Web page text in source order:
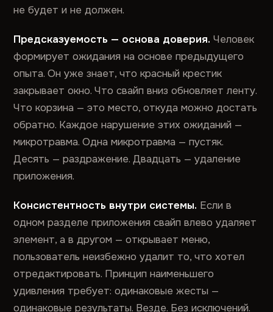
не будет и не должен.
Предсказуемость — основа доверия. Человек
формирует ожидания на основе предыдущего
опыта. Он уже знает, что красный крестик
закрывает окно. Что свайп вниз обновляет ленту.
Что корзина — это место, откуда можно достать
обратно. Каждое нарушение этих ожиданий —
микротравма. Одна микротравма — пустяк.
Десять — раздражение. Двадцать — удаление
приложения.
Консистентность внутри системы. Если в
одном разделе приложения свайп влево удаляет
элемент, а в другом — открывает меню,
пользователь неизбежно удалит то, что хотел
отредактировать. Принцип наименьшего
удивления требует: одинаковые жесты —
одинаковые результаты. Везде. Без исключений.